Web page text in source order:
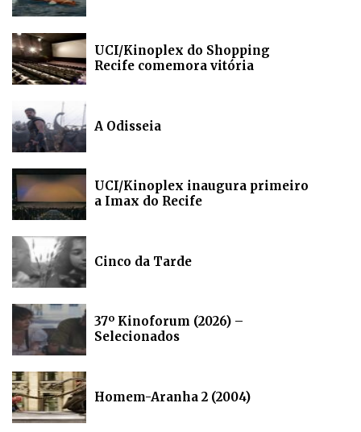
UCI/Kinoplex do Shopping
Recife comemora vitória
A Odisseia
UCI/Kinoplex inaugura primeiro
a Imax do Recife
Cinco da Tarde
37º Kinoforum (2026) –
Selecionados
Homem-Aranha 2 (2004)